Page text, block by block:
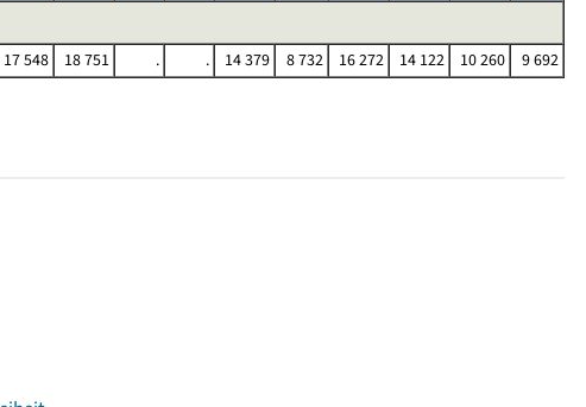
17 548 18 751 . . 14 379 8 732 16 272 14 122 10 260 9 692